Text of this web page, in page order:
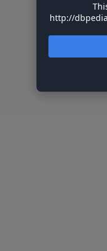
http://